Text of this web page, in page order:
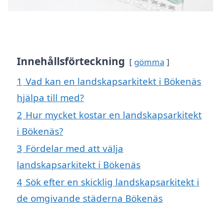
Innehållsförteckning gömma
1 Vad kan en landskapsarkitekt i Bökenäs
hjälpa till med?
2 Hur mycket kostar en landskapsarkitekt
i Bökenäs?
3 Fördelar med att välja
landskapsarkitekt i Bökenäs
4 Sök efter en skicklig landskapsarkitekt i
de omgivande städerna Bökenäs